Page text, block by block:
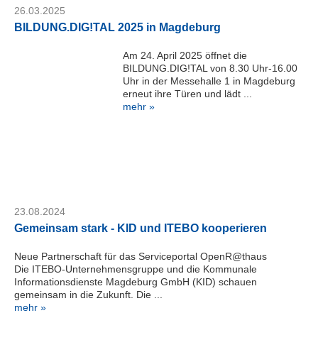
d
e
24464-
Serviceportal
26.03.2025
BILDUNG.DIG!TAL 2025 in Magdeburg
Am 24. April 2025 öffnet die
BILDUNG.DIG!TAL von 8.30 Uhr-16.00
Uhr in der Messehalle 1 in Magdeburg
erneut ihre Türen und lädt ...
mehr »
23.08.2024
Gemeinsam stark - KID und ITEBO kooperieren
Neue Partnerschaft für das Serviceportal OpenR@thaus
Die ITEBO-Unternehmensgruppe und die Kommunale
Informationsdienste Magdeburg GmbH (KID) schauen
gemeinsam in die Zukunft. Die ...
mehr »